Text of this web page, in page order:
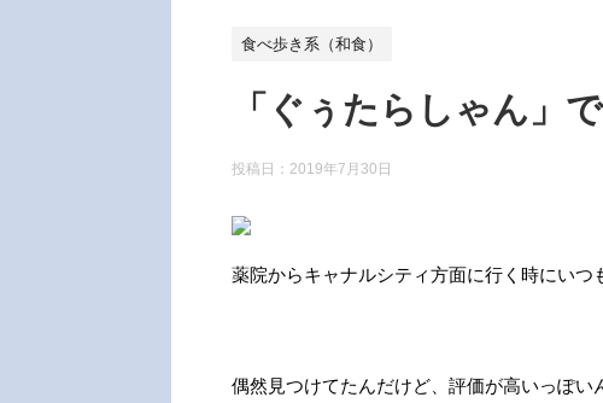
食べ歩き系（和食）
「ぐぅたらしゃん」
投稿日： 2019年7月30日
薬院からキャナルシティ方面に行く時にいつ
偶然見つけてたんだけど、評価が高いっぽ